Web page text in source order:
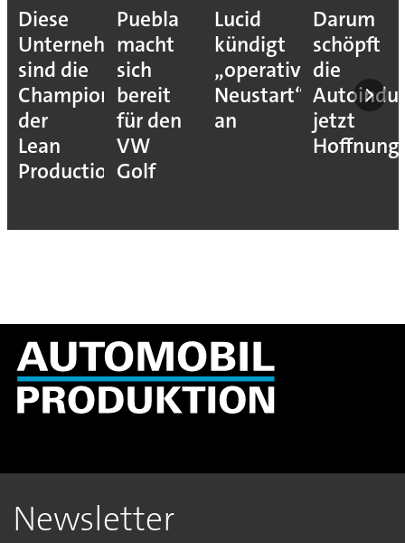
Diese
Unternehmen
sind die
Champions
der
Lean
Production
Puebla
macht
sich
bereit
für den
VW
Golf
Lucid
kündigt
„operativen
Neustart“
an
Darum
schöpft
die
jetzt
Hoffnung
Newsletter